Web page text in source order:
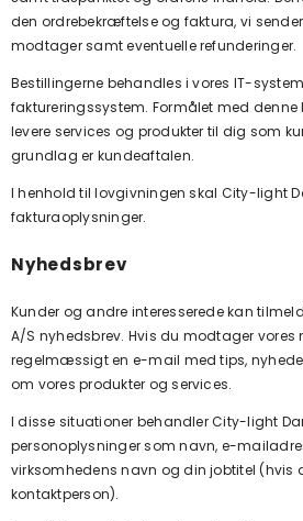
den ordrebekræftelse og faktura, vi
modtager samt eventuelle refunderinger.
Bestillingerne behandles i vores IT-
faktureringssystem. Formålet med
levere services og produkter til dig som
grundlag er kundeaftalen.
I henhold til lovgivningen skal City-light
fakturaoplysninger.
Nyhedsbrev
Kunder og andre interesserede kan
A/S nyhedsbrev. Hvis du modtager
regelmæssigt en e-mail med tips,
om vores produkter og services.
I disse situationer behandlerCity-light
personoplysninger som navn, e-
virksomhedens navn og din jobtitel (hvis
kontaktperson).